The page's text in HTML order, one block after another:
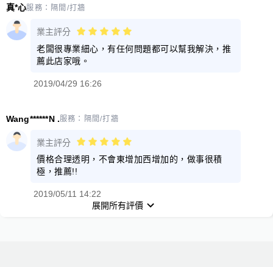
真*心服務： 隔間/打牆
業主評分
老闆很專業細心，有任何問題都可以幫我解決，推
薦此店家哦。
2019/04/29 16:26
Wang******N . 服務： 隔間/打牆
業主評分
價格合理透明，不會東增加西增加的，做事很積
極，推薦!!
2019/05/11 14:22
展開所有評價